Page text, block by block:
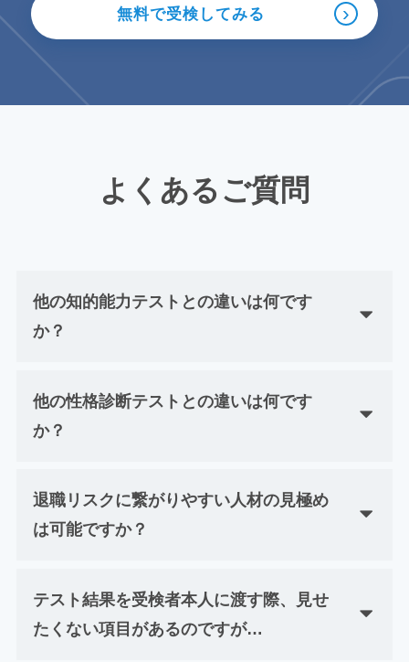
無料で受検してみる ›
よくあるご質問
他の知的能力テストとの違いは何です
か？
他の性格診断テストとの違いは何です
か？
退職リスクに繋がりやすい人材の見極め
は可能ですか？
テスト結果を受検者本人に渡す際、見せ
たくない項目があるのですが…